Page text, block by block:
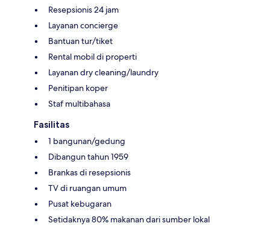
Resepsionis 24 jam
Layanan concierge
Bantuan tur/tiket
Rental mobil di properti
Layanan dry cleaning/laundry
Penitipan koper
Staf multibahasa
Fasilitas
1 bangunan/gedung
Dibangun tahun 1959
Brankas di resepsionis
TV di ruangan umum
Pusat kebugaran
Setidaknya 80% makanan dari sumber lokal